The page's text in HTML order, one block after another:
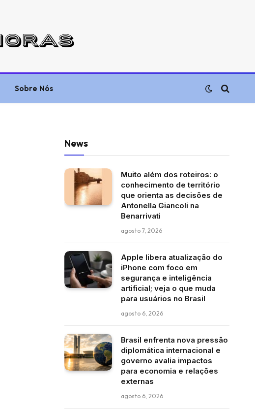
Sobre Nós
News
Muito além dos roteiros: o
conhecimento de território
que orienta as decisões de
Antonella Giancoli na
Benarrivati
agosto 7, 2026
Apple libera atualização do
iPhone com foco em
segurança e inteligência
artificial; veja o que muda
para usuários no Brasil
agosto 6, 2026
Brasil enfrenta nova pressão
diplomática internacional e
governo avalia impactos
para economia e relações
externas
agosto 6, 2026